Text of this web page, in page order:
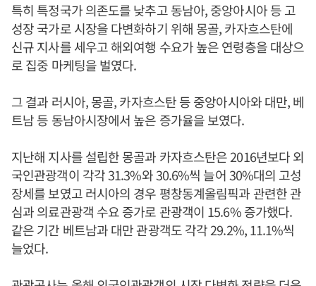
특히 특정국가 의존도를 낮추고 동남아, 중앙아시아 등 고
성장 국가로 시장을 다변화하기 위해 몽골, 카자흐스탄에
신규 지사를 세우고 해외여행 수요가 높은 연령층을 대상으
로 집중 마케팅을 벌였다.
그 결과 러시아, 몽골, 카자흐스탄 등 중앙아시아와 대만, 베
트남 등 동남아시장에서 높은 증가율을 보였다.
지난해 지사를 설립한 몽골과 카자흐스탄은 2016년보다 외
국인관광객이 각각 31.3%와 30.6%씩 늘어 30%대의 고성
장세를 보였고 러시아의 경우 평창동계올림픽과 관련한 관
심과 의료관광객 수요 증가로 관광객이 15.6% 증가했다.
같은 기간 베트남과 대만 관광객도 각각 29.2%, 11.1%씩
늘었다.